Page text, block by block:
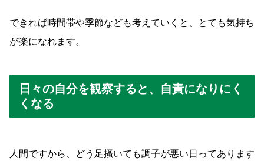
できれば時間帯や季節なども考えていくと、とても気持ち
が楽になれます。
日々の自分を観察すると、自責になりにく
くなる
人間ですから、どう足掻いても調子が悪い日ってあります